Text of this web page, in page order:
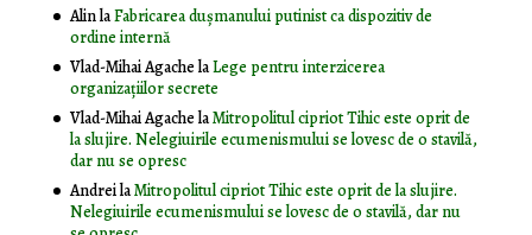
AlinlaFabricarea dușmanului putinist ca dispozitiv de
ordine internă
Vlad-Mihai AgachelaLege pentru interzicerea
organizaţiilor secrete
Vlad-Mihai AgachelaMitropolitul cipriot Tihic este oprit de
la slujire. Nelegiuirile ecumenismului se lovesc de o stavilă,
dar nu se opresc
AndreilaMitropolitul cipriot Tihic este oprit de la slujire.
Nelegiuirile ecumenismului se lovesc de o stavilă, dar nu